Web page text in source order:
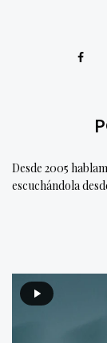
Desde 2005
escuchándola